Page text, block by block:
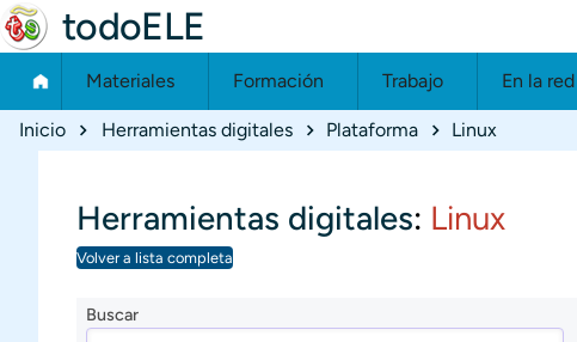
todoELE
Materiales Formación Trabajo En la red
Ruta de navegación
Inicio Herramientas digitales Plataforma Linux
Herramientas digitales: Linux
Volver a lista completa
Buscar